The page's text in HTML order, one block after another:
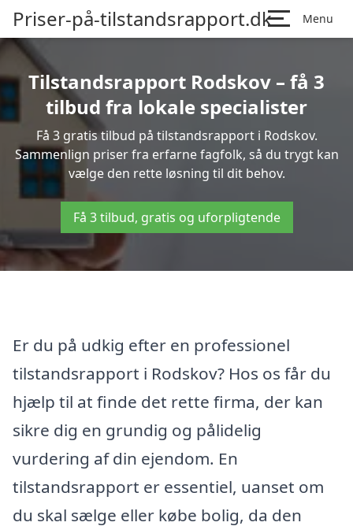
Priser-på-tilstandsrapport.dk Menu
Tilstandsrapport Rodskov – få 3
tilbud fra lokale specialister
Få 3 gratis tilbud på tilstandsrapport i Rodskov.
Sammenlign priser fra erfarne fagfolk, så du trygt kan
vælge den rette løsning til dit behov.
Få 3 tilbud, gratis og uforpligtende
Er du på udkig efter en professionel
tilstandsrapport i Rodskov? Hos os får du
hjælp til at finde det rette firma, der kan
sikre dig en grundig og pålidelig
vurdering af din ejendom. En
tilstandsrapport er essentiel, uanset om
du skal sælge eller købe bolig, da den